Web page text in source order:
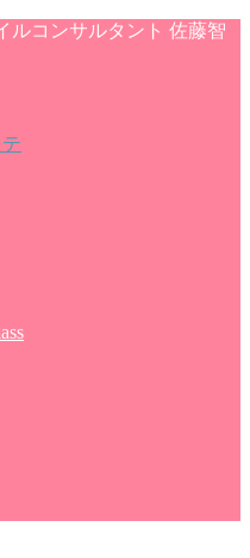
ルコンサルタント 佐藤智